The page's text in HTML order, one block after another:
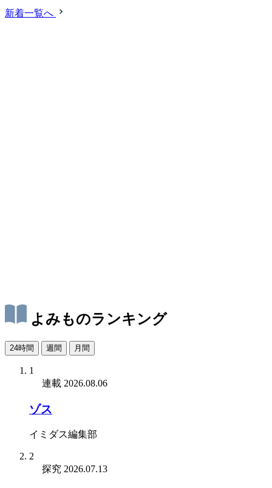
新着一覧へ
よみものランキング
24時間 週間 月間
1
連載 2026.08.06
ゾス
イミダス編集部
2
探究 2026.07.13